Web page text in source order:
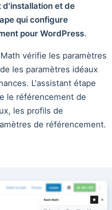
d'installation et de
qui configure
pour WordPress.
vérifie les paramètres
les paramètres idéaux
L'assistant étape
le référencement de
les profils de
de référencement.